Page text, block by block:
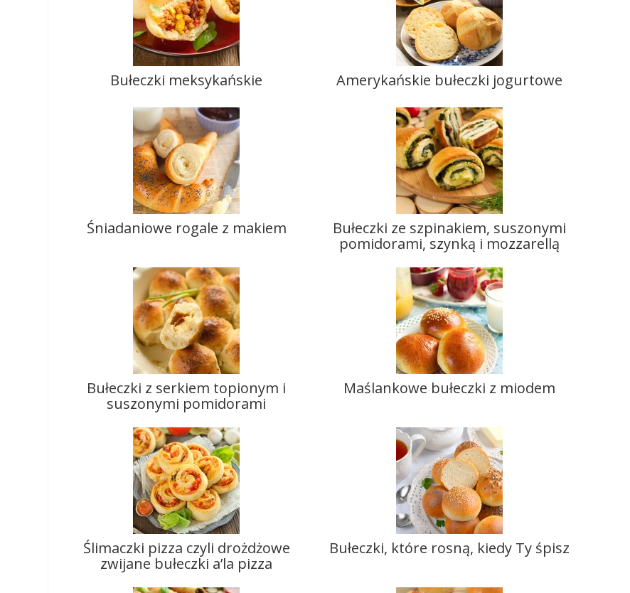
Bułeczki meksykańskie Amerykańskie bułeczki jogurtowe
Śniadaniowe rogale z makiem
Bułeczki ze szpinakiem, suszonymi
pomidorami, szynką i mozzarellą
Bułeczki z serkiem topionym i
suszonymi pomidorami
Maślankowe bułeczki z miodem
Ślimaczki pizza czyli drożdżowe
zwijane bułeczki a’la pizza
Bułeczki, które rosną, kiedy Ty śpisz